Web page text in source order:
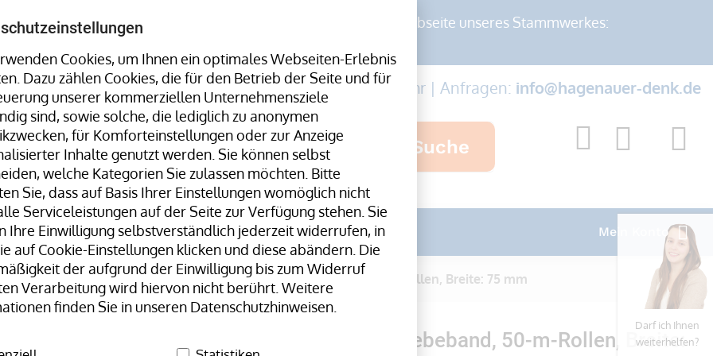
Cookies, um Ihnen ein optimales Webseiten-Erlebnis
Dazu zählen Cookies, die für den Betrieb der Seite und für
unserer kommerziellen Unternehmensziele
sind, sowie solche, die lediglich zu anonymen
für Komforteinstellungen oder zur Anzeige
Inhalte genutzt werden. Sie können selbst
welche Kategorien Sie zulassen möchten. Bitte
Sie, dass auf Basis Ihrer Einstellungen womöglich nicht
Serviceleistungen auf der Seite zur Verfügung stehen. Sie
Ihre Einwilligung selbstverständlich jederzeit widerrufen, in
auf Cookie-Einstellungen klicken und diese abändern. Die
der aufgrund der Einwilligung bis zum Widerruf
Verarbeitung wird hiervon nicht berührt. Weitere
finden Sie in unseren Datenschutzhinweisen.
Stretchwickler uvm. finden Sie auf der Webseite unseres Stammwerkes:
Hotline:+49 8323 9660-0| Mo-Fr 07:30-17:00 Uhr | Anfragen: info@hagenauer-denk.de
Suche
Unser Team H+D Stammwerk Mein Konto
Schwer- und Gefahrgutverpackung Filament-Klebeband, 50-m-Rollen, Breite: 75 mm
Filament-Klebeband, 50-m-Rollen, Breite:
Darf ich Ihnen
weiterhelfen?